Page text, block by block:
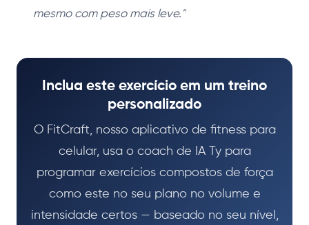
mesmo com peso mais leve."
Inclua este exercício em um treino
personalizado
O FitCraft, nosso aplicativo de fitness para
celular, usa o coach de IA Ty para
programar exercícios compostos de força
como este no seu plano no volume e
intensidade certos — baseado no seu nível,